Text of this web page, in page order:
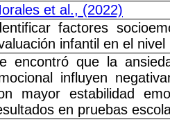
et al., (2022)
factores
infantil en el nivel
encontró que la
influyen
mayor estabilidad
en pruebas